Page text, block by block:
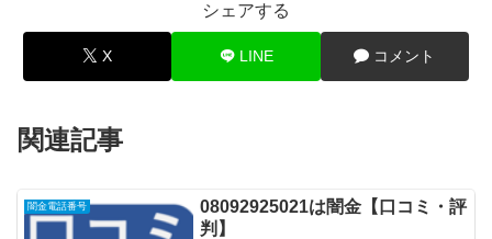
シェアする
X LINE コメント
関連記事
闇金電話番号
08092925021は闇金【口コミ・評
判】